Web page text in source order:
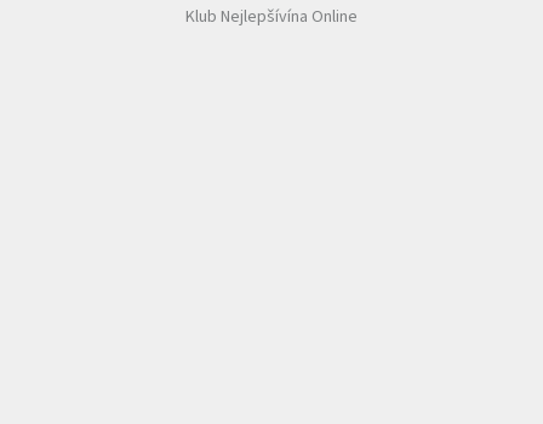
Klub Nejlepšívína Online